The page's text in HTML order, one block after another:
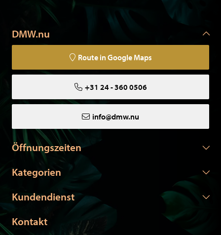
DMW.nu
Route in Google Maps
+31 24 - 360 0506
info@dmw.nu
Öffnungszeiten
Kategorien
Kundendienst
Kontakt